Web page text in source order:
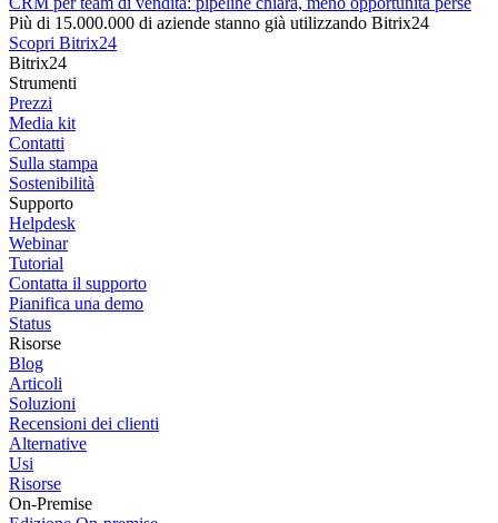
Più di 15.000.000 di aziende stanno già utilizzando Bitrix24
Scopri Bitrix24
Bitrix24
Strumenti
Prezzi
Media kit
Contatti
Sulla stampa
Sostenibilità
Supporto
Helpdesk
Webinar
Tutorial
Contatta il supporto
Pianifica una demo
Status
Risorse
Blog
Articoli
Soluzioni
Recensioni dei clienti
Alternative
Usi
Risorse
On-Premise